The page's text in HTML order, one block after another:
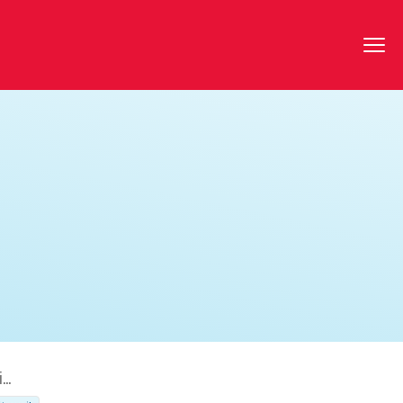
Communauté d'Agglomération de Cergy-Pontoise